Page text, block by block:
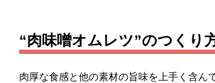
“肉味噌オムレツ”のつくり
肉厚な食感と他の素材の旨味を上手く含ん